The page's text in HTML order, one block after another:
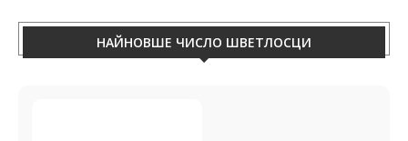
НАЙНОВШЕ ЧИСЛО ШВЕТЛОСЦИ